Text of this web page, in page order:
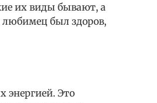
их виды бывают, а
любимец был здоров,
энергией. Это